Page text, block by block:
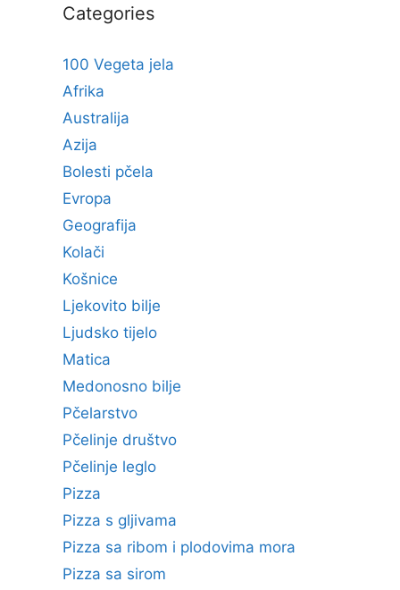
Categories
100 Vegeta jela
Afrika
Australija
Azija
Bolesti pčela
Evropa
Geografija
Kolači
Košnice
Ljekovito bilje
Ljudsko tijelo
Matica
Medonosno bilje
Pčelarstvo
Pčelinje društvo
Pčelinje leglo
Pizza
Pizza s gljivama
Pizza sa ribom i plodovima mora
Pizza sa sirom